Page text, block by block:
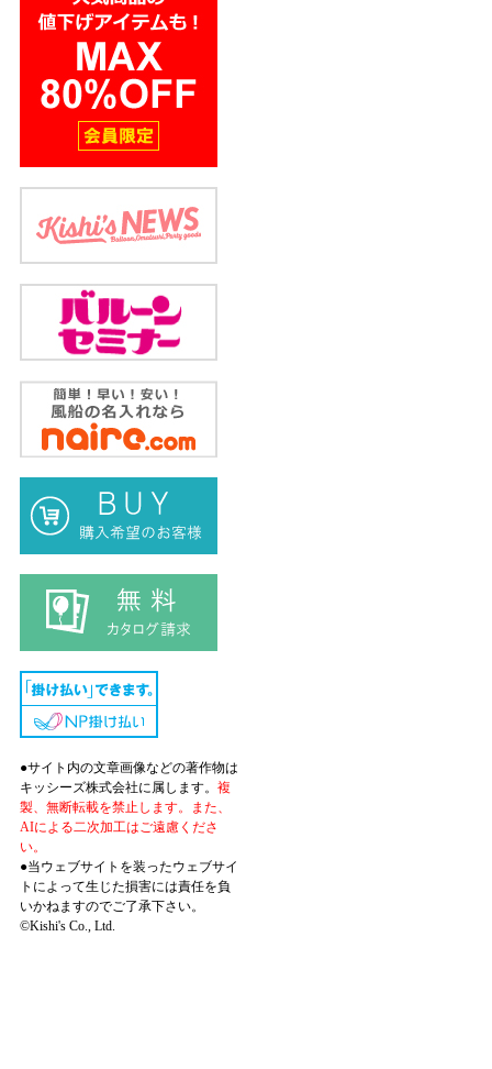
●サイト内の文章画像などの著作物は
キッシーズ株式会社に属します。 複
製、無断転載を禁止します。また、
AIによる二次加工はご遠慮くださ
い。
●当ウェブサイトを装ったウェブサイ
トによって生じた損害には責任を負
いかねますのでご了承下さい。
©Kishi's Co., Ltd.